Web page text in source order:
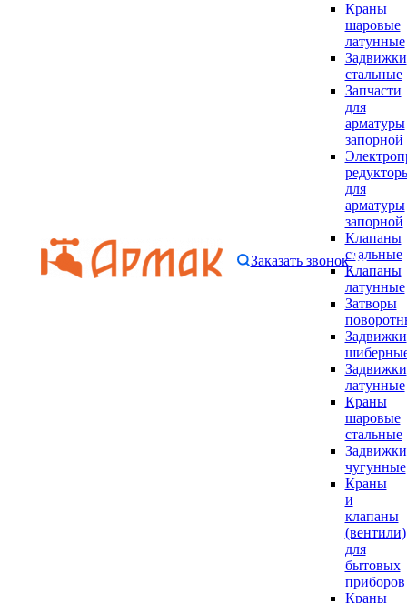
Краны
шаровые
латунные
Задвижки
стальные
Запчасти
для
арматуры
запорной
для
арматуры
запорной
Клапаны
стальные
Клапаны
латунные
Затворы
Задвижки
Задвижки
латунные
Краны
шаровые
стальные
Задвижки
чугунные
Краны
и
клапаны
(вентили)
для
бытовых
приборов
Краны
Заказать звонок